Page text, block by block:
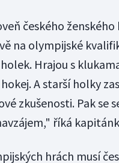
českého
na olympijské
Hrajou s
A starší holky
zkušenosti. Pak se
říká
hrách musí